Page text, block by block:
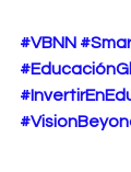
#VBNN